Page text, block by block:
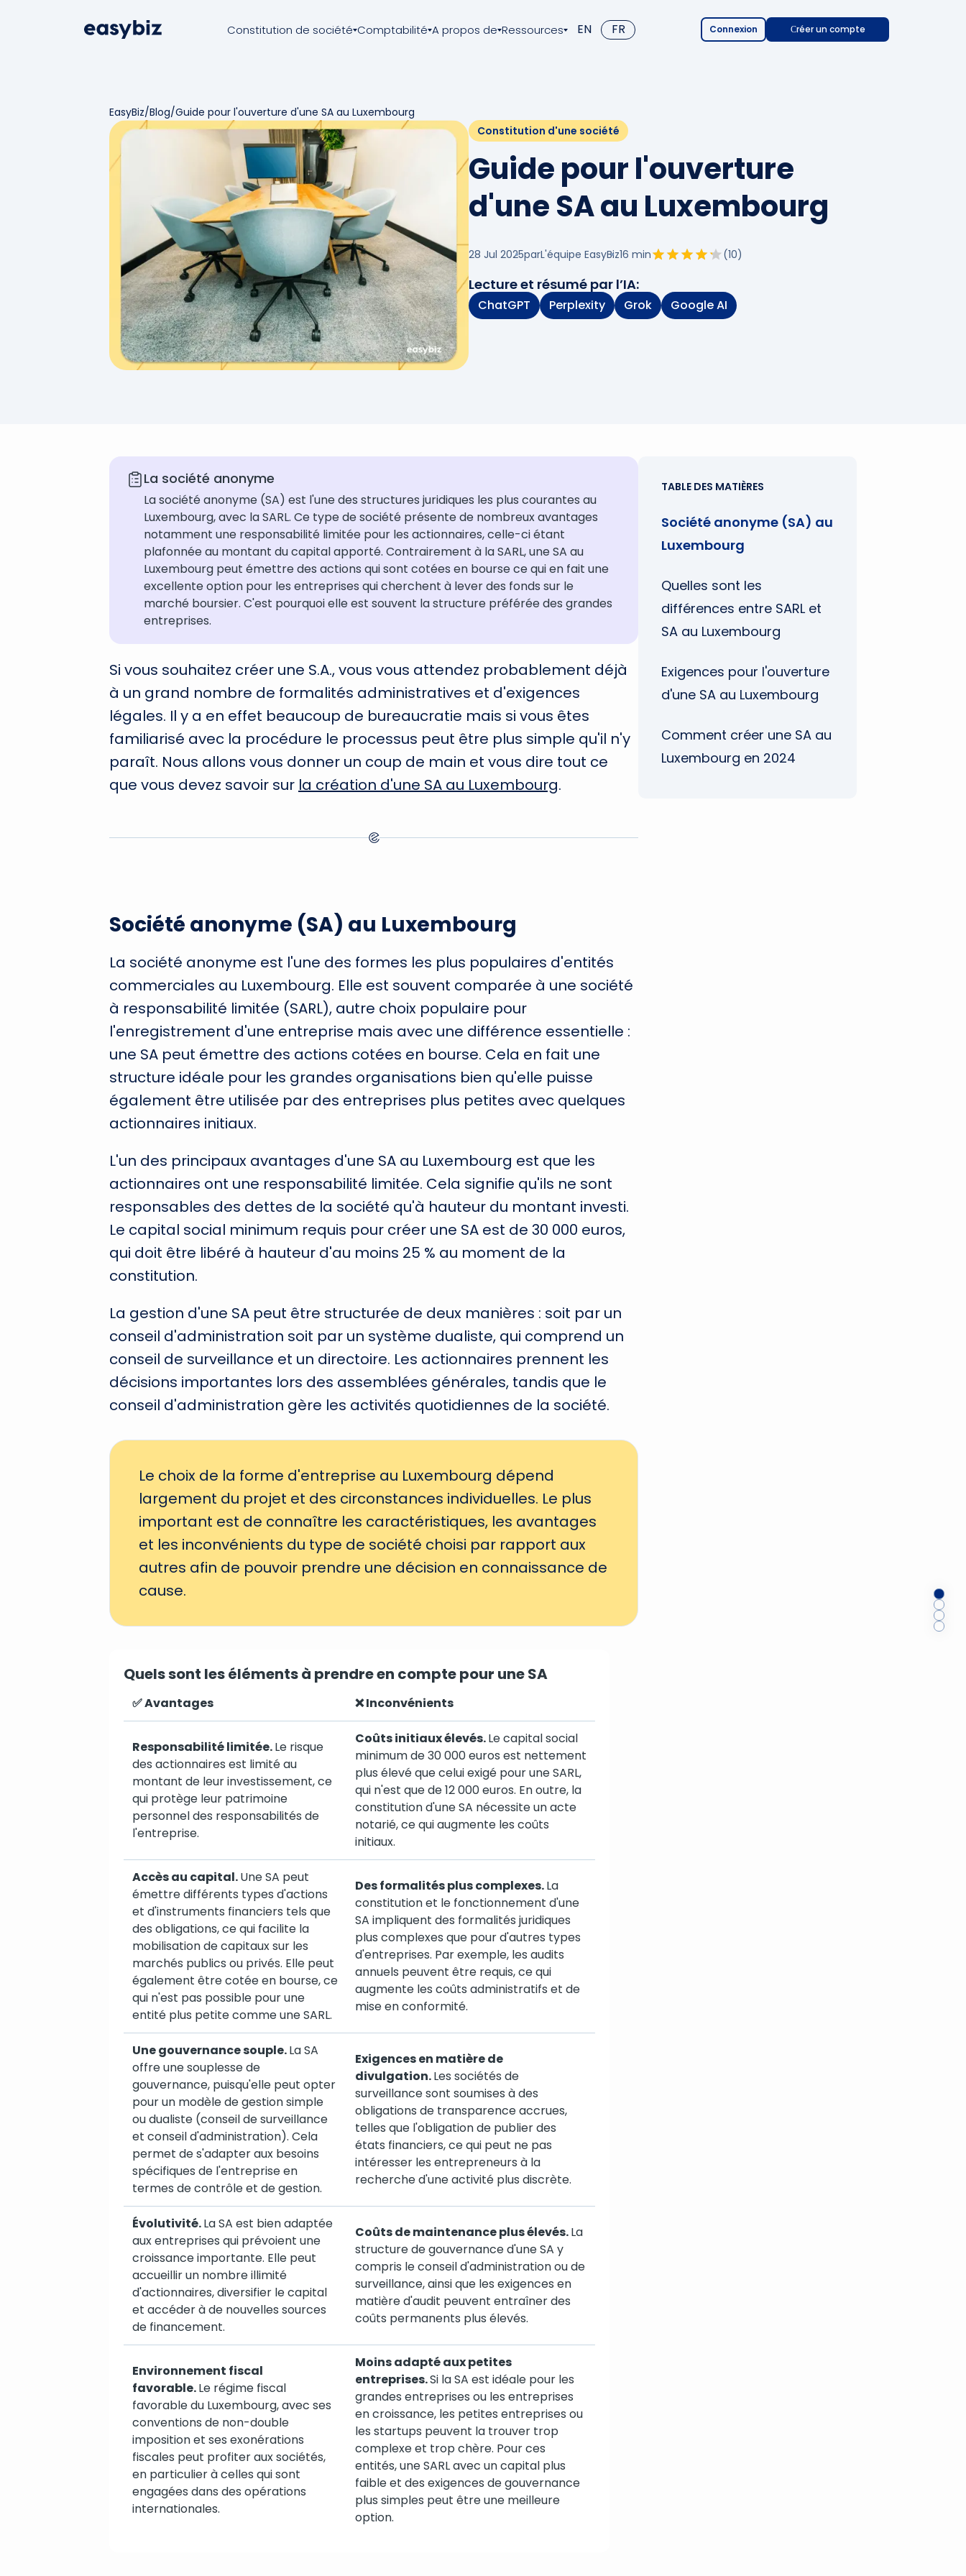
Constitution de société Comptabilité A propos de Ressources EN FR Connexion Сréer un compte
EasyBiz/Blog/Guide pour l'ouverture d'une SA au Luxembourg
Constitution d'une société
Guide pour l'ouverture
d'une SA au Luxembourg
28 Jul 2025parL'équipe EasyBiz16 min (10)
Lecture et résumé par l’IA:
ChatGPT Perplexity Grok Google AI
La société anonyme
La société anonyme (SA) est l'une des structures juridiques les plus courantes au
Luxembourg, avec la SARL. Ce type de société présente de nombreux avantages
notamment une responsabilité limitée pour les actionnaires, celle-ci étant
plafonnée au montant du capital apporté. Contrairement à la SARL, une SA au
Luxembourg peut émettre des actions qui sont cotées en bourse ce qui en fait une
excellente option pour les entreprises qui cherchent à lever des fonds sur le
marché boursier. C'est pourquoi elle est souvent la structure préférée des grandes
entreprises.
Si vous souhaitez créer une S.A., vous vous attendez probablement déjà
à un grand nombre de formalités administratives et d'exigences
légales. Il y a en effet beaucoup de bureaucratie mais si vous êtes
familiarisé avec la procédure le processus peut être plus simple qu'il n'y
paraît. Nous allons vous donner un coup de main et vous dire tout ce
que vous devez savoir sur la création d'une SA au Luxembourg.
Société anonyme (SA) au Luxembourg
La société anonyme est l'une des formes les plus populaires d'entités
commerciales au Luxembourg. Elle est souvent comparée à une société
à responsabilité limitée (SARL), autre choix populaire pour
l'enregistrement d'une entreprise mais avec une différence essentielle :
une SA peut émettre des actions cotées en bourse. Cela en fait une
structure idéale pour les grandes organisations bien qu'elle puisse
également être utilisée par des entreprises plus petites avec quelques
actionnaires initiaux.
L'un des principaux avantages d'une SA au Luxembourg est que les
actionnaires ont une responsabilité limitée. Cela signifie qu'ils ne sont
responsables des dettes de la société qu'à hauteur du montant investi.
Le capital social minimum requis pour créer une SA est de 30 000 euros,
qui doit être libéré à hauteur d'au moins 25 % au moment de la
constitution.
La gestion d'une SA peut être structurée de deux manières : soit par un
conseil d'administration soit par un système dualiste, qui comprend un
conseil de surveillance et un directoire. Les actionnaires prennent les
décisions importantes lors des assemblées générales, tandis que le
conseil d'administration gère les activités quotidiennes de la société.
Le choix de la forme d'entreprise au Luxembourg dépend
largement du projet et des circonstances individuelles. Le plus
important est de connaître les caractéristiques, les avantages
et les inconvénients du type de société choisi par rapport aux
autres afin de pouvoir prendre une décision en connaissance de
cause.
Quels sont les éléments à prendre en compte pour une SA
✅ Avantages ❌ Inconvénients
Responsabilité limitée.Le risque
des actionnaires est limité au
montant de leur investissement, ce
qui protège leur patrimoine
personnel des responsabilités de
l'entreprise.
Coûts initiaux élevés.Le capital social
minimum de 30 000 euros est nettement
plus élevé que celui exigé pour une SARL,
qui n'est que de 12 000 euros. En outre, la
constitution d'une SA nécessite un acte
notarié, ce qui augmente les coûts
initiaux.
Accès au capital.Une SA peut
émettre différents types d'actions
et d'instruments financiers tels que
des obligations, ce qui facilite la
mobilisation de capitaux sur les
marchés publics ou privés. Elle peut
également être cotée en bourse, ce
qui n'est pas possible pour une
entité plus petite comme une SARL.
Des formalités plus complexes.La
constitution et le fonctionnement d'une
SA impliquent des formalités juridiques
plus complexes que pour d'autres types
d'entreprises. Par exemple, les audits
annuels peuvent être requis, ce qui
augmente les coûts administratifs et de
mise en conformité.
Une gouvernance souple.La SA
offre une souplesse de
gouvernance, puisqu'elle peut opter
pour un modèle de gestion simple
ou dualiste (conseil de surveillance
et conseil d'administration). Cela
permet de s'adapter aux besoins
spécifiques de l'entreprise en
termes de contrôle et de gestion.
Exigences en matière de
divulgation.Les sociétés de
surveillance sont soumises à des
obligations de transparence accrues,
telles que l'obligation de publier des
états financiers, ce qui peut ne pas
intéresser les entrepreneurs à la
recherche d'une activité plus discrète.
Évolutivité.La SA est bien adaptée
aux entreprises qui prévoient une
croissance importante. Elle peut
accueillir un nombre illimité
d'actionnaires, diversifier le capital
et accéder à de nouvelles sources
de financement.
Coûts de maintenance plus élevés.La
structure de gouvernance d'une SA y
compris le conseil d'administration ou de
surveillance, ainsi que les exigences en
matière d'audit peuvent entraîner des
coûts permanents plus élevés.
Environnement fiscal
favorable.Le régime fiscal
favorable du Luxembourg, avec ses
conventions de non-double
imposition et ses exonérations
fiscales peut profiter aux sociétés,
en particulier à celles qui sont
engagées dans des opérations
internationales.
Moins adapté aux petites
entreprises.Si la SA est idéale pour les
grandes entreprises ou les entreprises
en croissance, les petites entreprises ou
les startups peuvent la trouver trop
complexe et trop chère. Pour ces
entités, une SARL avec un capital plus
faible et des exigences de gouvernance
plus simples peut être une meilleure
option.
TABLE DES MATIÈRES
Société anonyme (SA) au
Luxembourg
Quelles sont les
différences entre SARL et
SA au Luxembourg
Exigences pour l'ouverture
d'une SA au Luxembourg
Comment créer une SA au
Luxembourg en 2024